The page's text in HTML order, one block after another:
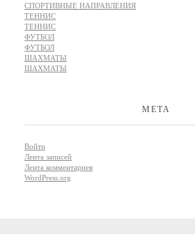
СПОРТИВНЫЕ НАПРАВЛЕНИЯ
ТЕННИС
ТЕННИС
ФУТБОЛ
ФУТБОЛ
ШАХМАТЫ
ШАХМАТЫ
МЕТА
Войти
Лента записей
Лента комментариев
WordPress.org